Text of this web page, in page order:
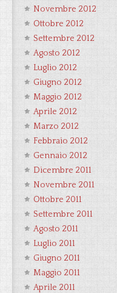
Novembre 2012
Ottobre 2012
Settembre 2012
Agosto 2012
Luglio 2012
Giugno 2012
Maggio 2012
Aprile 2012
Marzo 2012
Febbraio 2012
Gennaio 2012
Dicembre 2011
Novembre 2011
Ottobre 2011
Settembre 2011
Agosto 2011
Luglio 2011
Giugno 2011
Maggio 2011
Aprile 2011